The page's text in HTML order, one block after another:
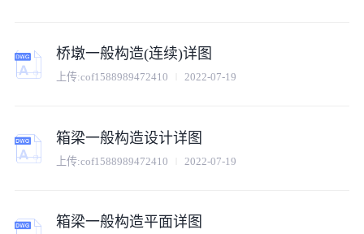
桥墩一般构造(连续)详图
上传:cof1588989472410 2022-07-19
箱梁一般构造设计详图
上传:cof1588989472410 2022-07-19
箱梁一般构造平面详图